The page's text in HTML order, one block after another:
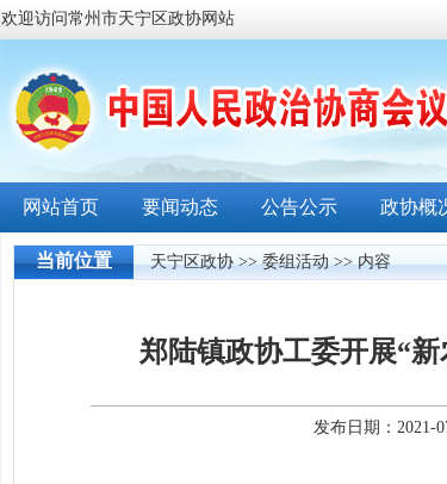
欢迎访问常州市天宁区政协网站
网站首页 要闻动态 公告公示 政协概
当前位置 天宁区政协>>委组活动>> 内容
郑陆镇政协工委开展“
发布日期：2021-